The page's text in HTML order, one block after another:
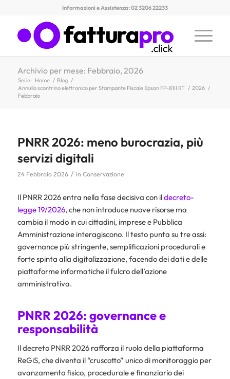
Informazioni e Assistenza: 02 3206 22233
Archivio per mese: Febbraio, 2026
Sei in: Home / Blog /
Annullo scontrino elettronico per Stampante Fiscale Epson FP-81II RT / 2026 /
Febbraio
PNRR 2026: meno burocrazia, più
servizi digitali
24 Febbraio 2026 / in Conservazione
Il PNRR 2026 entra nella fase decisiva con ildecreto-
legge 19/2026, che non introduce nuove risorse ma
cambia il modo in cui cittadini, imprese e Pubblica
Amministrazione interagiscono. Il testo punta su tre assi:
governance più stringente, semplificazioni procedurali e
forte spinta alla digitalizzazione, facendo dei dati e delle
piattaforme informatiche il fulcro dell’azione
amministrativa.
PNRR 2026: governance e
responsabilità
Il decreto PNRR 2026 rafforza il ruolo della piattaforma
ReGiS, che diventa il “cruscotto” unico di monitoraggio per
avanzamento fisico, procedurale e finanziario dei